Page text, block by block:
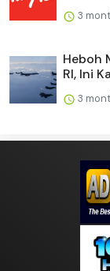
3
Heboh
RI, Ini
3